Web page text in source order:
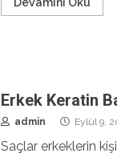
Devamını Oku
Erkek Keratin
admin Eylül 9,
Saçlar erkeklerin